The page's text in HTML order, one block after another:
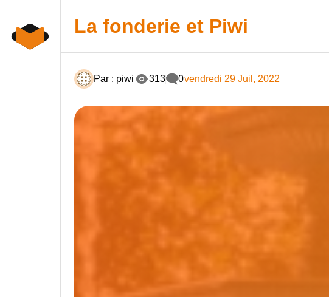
content
La fonderie et Piwi
Par : piwi 313 0vendredi 29 Juil, 2022